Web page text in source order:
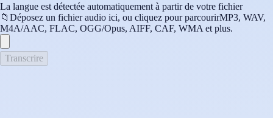
La langue est détectée automatiquement à partir de votre fichier
📁 Déposez un fichier audio ici, ou cliquez pour parcourirMP3, WAV,
M4A/AAC, FLAC, OGG/Opus, AIFF, CAF, WMA et plus.
Transcrire